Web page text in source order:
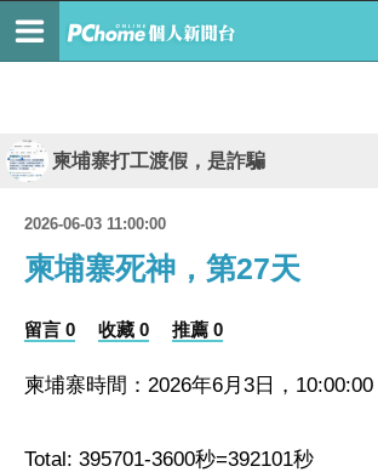
柬埔寨打工渡假，是詐騙
2026-06-03 11:00:00
柬埔寨死神，第27天
留言 0 收藏 0 推薦 0
柬埔寨時間：2026年6月3日，10:00:00
Total: 395701-3600秒=392101秒